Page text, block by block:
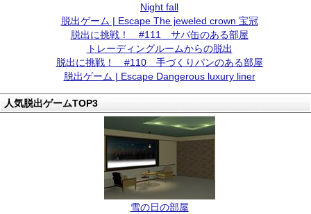
Night fall
脱出ゲーム | Escape The jeweled crown 宝冠
脱出に挑戦！ #111 サバ缶のある部屋
トレーディングルームからの脱出
脱出に挑戦！ #110 手づくりパンのある部屋
脱出ゲーム | Escape Dangerous luxury liner
人気脱出ゲームTOP3
雪の日の部屋